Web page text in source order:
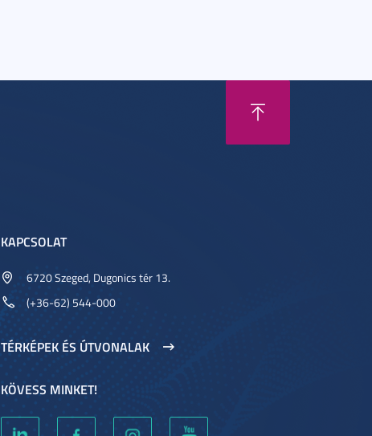
KAPCSOLAT
6720 Szeged, Dugonics tér 13.
(+36-62) 544-000
TÉRKÉPEK ÉS ÚTVONALAK
KÖVESS MINKET!